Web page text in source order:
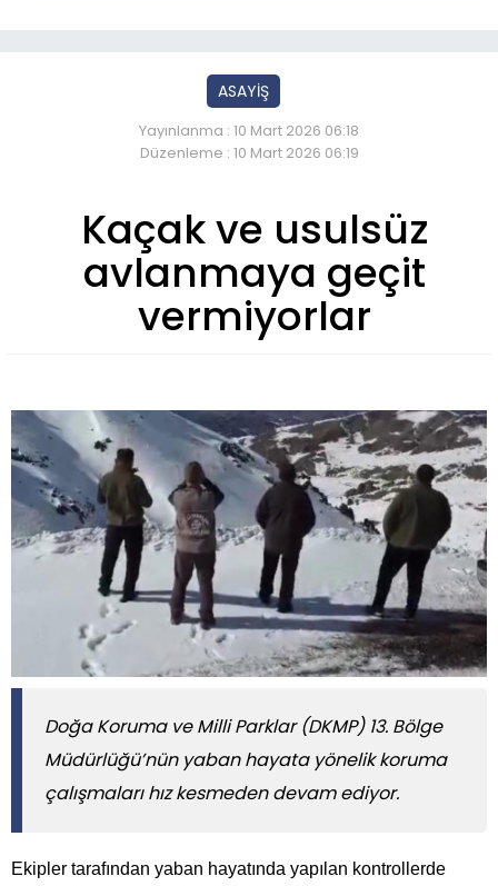
ASAYİŞ
Yayınlanma : 10 Mart 2026 06:18
Düzenleme : 10 Mart 2026 06:19
Kaçak ve usulsüz
avlanmaya geçit
vermiyorlar
​​​​​​​Doğa Koruma ve Milli Parklar (DKMP) 13. Bölge
Müdürlüğü’nün yaban hayata yönelik koruma
çalışmaları hız kesmeden devam ediyor.
Ekipler tarafından yaban hayatında yapılan kontrollerde